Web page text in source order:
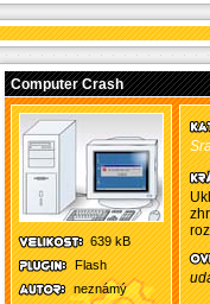
Computer Crash
639 kB
Flash
neznámý